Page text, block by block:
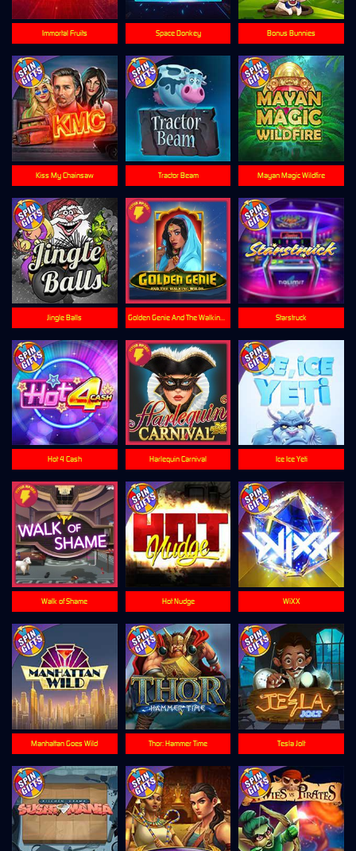
Manhattan Goes Wild
Kiss My Chainsaw Tractor Beam
Hot Nudge
Space Donkey
Starstruck
Golden Genie And The Walking Wilds
Immortal Fruits
Tesla Jolt
Mayan Magic Wildfire
WiXX
Bonus Bunnies
Hot 4 Cash
Jingle Balls
Harlequin Carnival
Walk of Shame
Thor: Hammer Time
Ice Ice Yeti